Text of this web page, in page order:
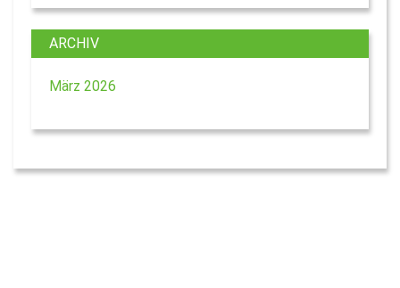
ARCHIV
März 2026